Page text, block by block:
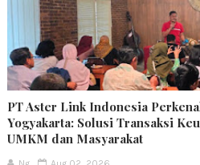
PT Aster Link Indonesia
Yogyakarta: Solusi Transaksi
UMKM dan Masyarakat